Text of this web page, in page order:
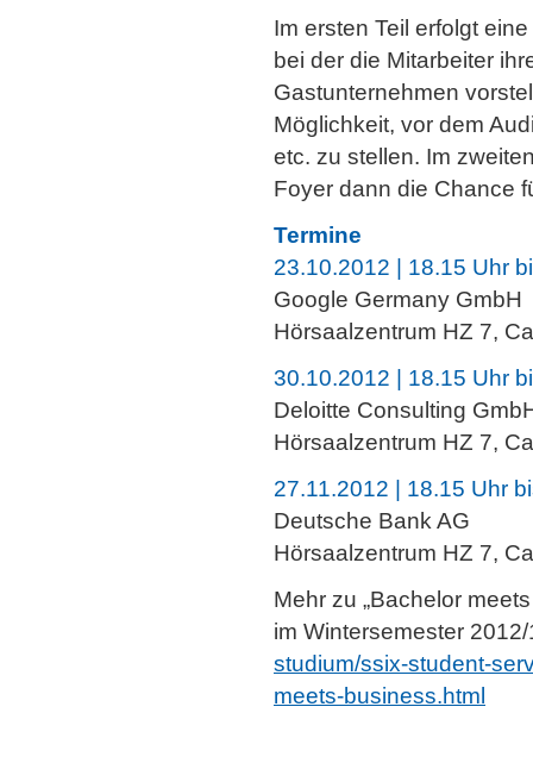
Im ersten Teil erfolgt
bei der die Mitarbeiter
Gastunternehmen
Möglichkeit, vor dem
etc. zu stellen. Im
Foyer dann die Chance
Termine
23.10.2012 | 18.15 Uhr
Google Germany GmbH
Hörsaalzentrum HZ 7,
30.10.2012 | 18.15 Uhr
Deloitte Consulting
Hörsaalzentrum HZ 7,
27.11.2012 | 18.15 Uhr
Deutsche Bank AG
Hörsaalzentrum HZ 7,
Mehr zu „Bachelor
im Wintersemester
studium/ssix-student-
meets-business.html